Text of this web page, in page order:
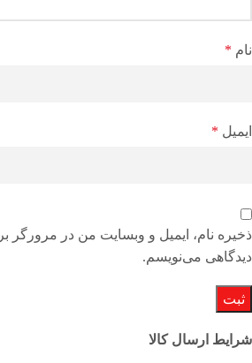
نام *
ایمیل *
ذخیره نام، ایمیل و وبسایت من در مرورگر
دیدگاهی می‌نویسم.
شرایط ارسال کالا